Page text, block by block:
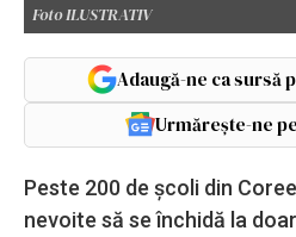
Foto ILUSTRATIV
Adaugă-ne ca sursă
Urmărește-ne
Peste 200 de şcoli din
nevoite să se închidă la